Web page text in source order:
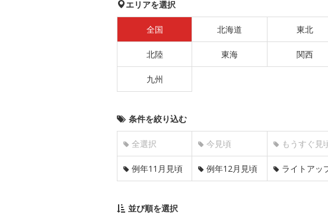
エリアを選択
全国 北海道 東北
北陸 東海 関西
九州
条件を絞り込む
全選択 今見頃 もうすぐ見
例年11月見頃 例年12月見頃 ライトアッ
並び順を選択